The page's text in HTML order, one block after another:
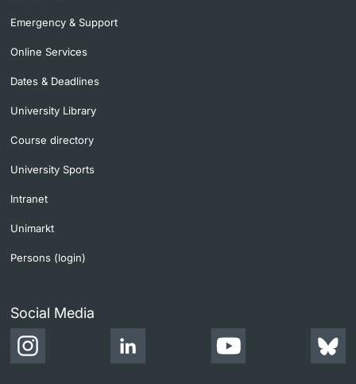
Emergency & Support
Online Services
Dates & Deadlines
University Library
Course directory
University Sports
Intranet
Unimarkt
Persons (login)
Social Media